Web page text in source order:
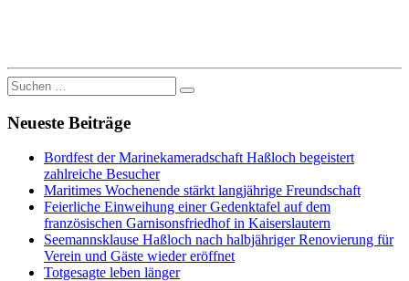
Suche
nach:
Neueste Beiträge
Bordfest der Marinekameradschaft Haßloch begeistert
zahlreiche Besucher
Maritimes Wochenende stärkt langjährige Freundschaft
Feierliche Einweihung einer Gedenktafel auf dem
französischen Garnisonsfriedhof in Kaiserslautern
Seemannsklause Haßloch nach halbjähriger Renovierung für
Verein und Gäste wieder eröffnet
Totgesagte leben länger